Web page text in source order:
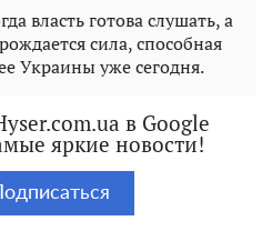
власть готова слушать, а
сила, способная
Украины уже сегодня.
в Google
яркие новости!
Подписаться